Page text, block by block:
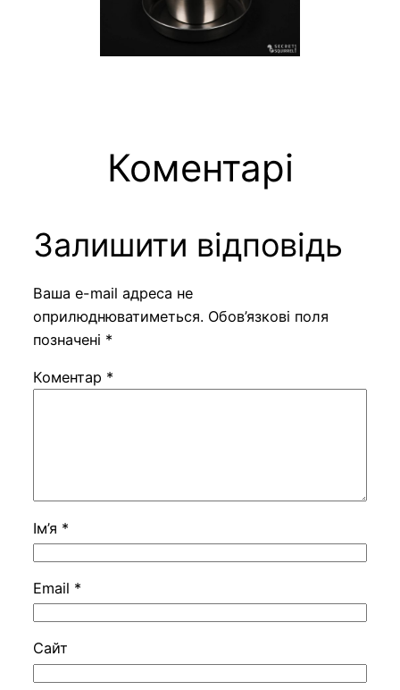
Коментарі
Залишити відповідь
Ваша e-mail адреса не
оприлюднюватиметься. Обов’язкові поля
позначені *
Коментар *
Ім’я *
Email *
Сайт